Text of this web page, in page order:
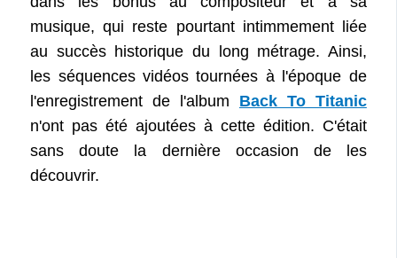
musique, qui reste pourtant intimmement liée
au succès historique du long métrage. Ainsi,
les séquences vidéos tournées à l'époque de
l'enregistrement de l'album Back To Titanic
n'ont pas été ajoutées à cette édition. C'était
sans doute la dernière occasion de les
découvrir.